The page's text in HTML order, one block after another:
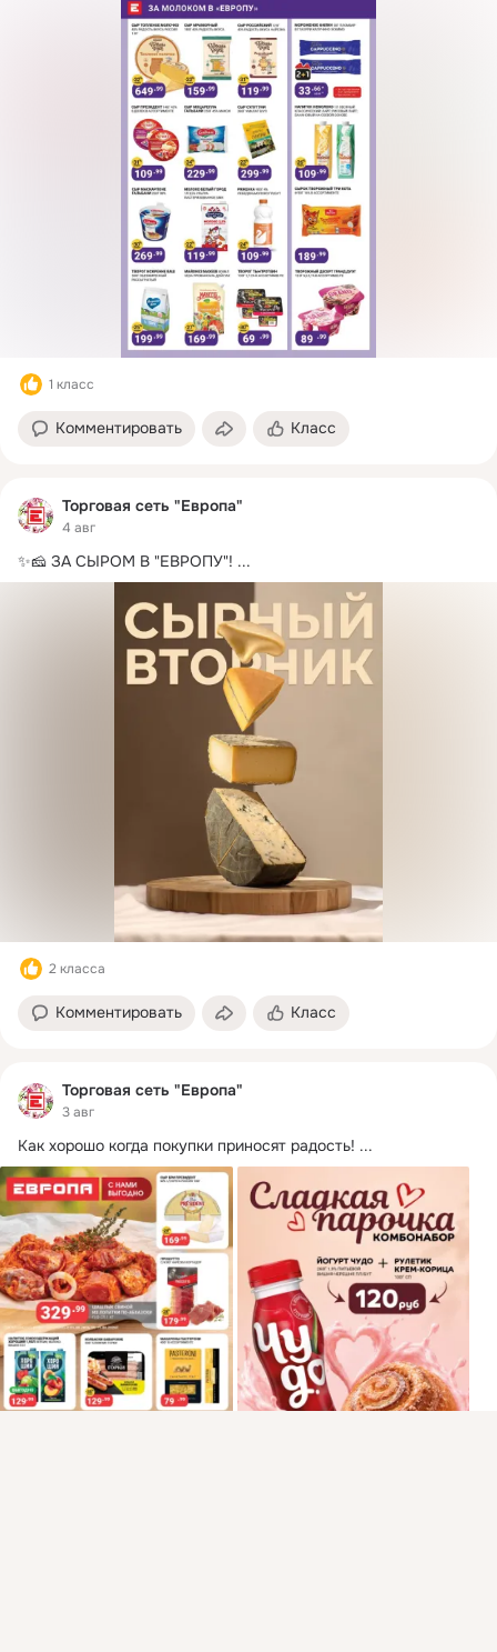
1 класс
Комментировать Класс
Торговая сеть "Европа"
4 авг
✨🧀 ЗА СЫРОМ В "ЕВРОПУ"! ...
2 класса
Комментировать Класс
Торговая сеть "Европа"
3 авг
Как хорошо когда покупки приносят радость! ...